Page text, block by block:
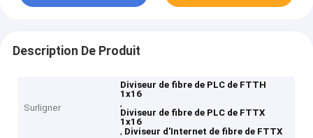
Description De Produit
Surligner
Diviseur de fibre de PLC de FTTH
1x16
,
Diviseur de fibre de PLC de FTTX
1x16
, Diviseur d'Internet de fibre de FTTX